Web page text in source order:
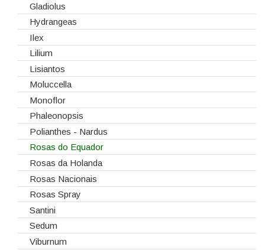
Gladiolus
Hydrangeas
Ilex
Lilium
Lisiantos
Moluccella
Monoflor
Phaleonopsis
Polianthes - Nardus
Rosas do Equador
Rosas da Holanda
Rosas Nacionais
Rosas Spray
Santini
Sedum
Viburnum